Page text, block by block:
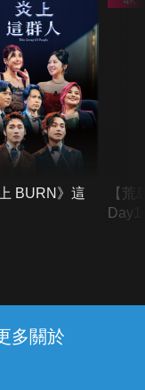
多關於
上 BURN》這
【荒